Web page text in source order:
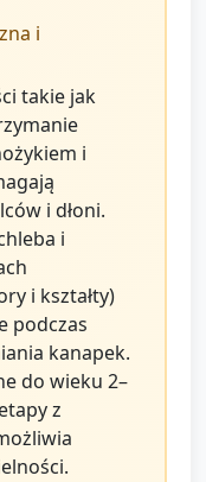
i
takie jak
i
i dłoni.
i
i kształty)
podczas
kanapek.
do wieku 2–
z